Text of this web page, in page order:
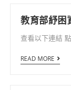
教育部紓困
查看以下連結
READ MORE